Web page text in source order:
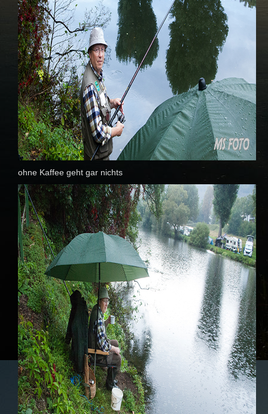
ohne Kaffee geht gar nichts